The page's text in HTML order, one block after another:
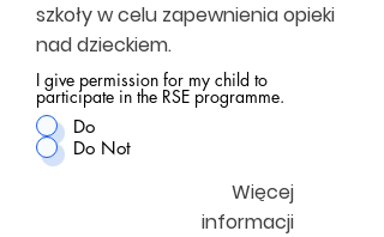
szkoły w celu zapewnienia opieki
nad dzieckiem.
I give permission for my child to
participate in the RSE programme.
Do
Do Not
Więcej
informacji